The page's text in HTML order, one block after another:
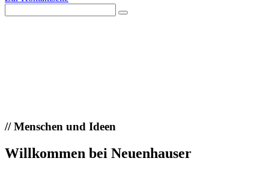
//Menschen und Ideen
Willkommen bei Neuenhauser